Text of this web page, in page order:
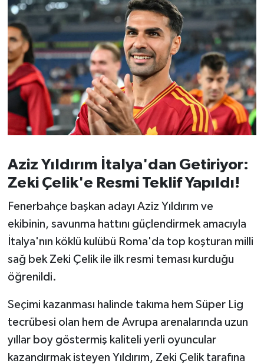
Aziz Yıldırım İtalya'dan Getiriyor:
Zeki Çelik'e Resmi Teklif Yapıldı!
Fenerbahçe başkan adayı Aziz Yıldırım ve
ekibinin, savunma hattını güçlendirmek amacıyla
İtalya'nın köklü kulübü Roma'da top koşturan milli
sağ bek Zeki Çelik ile ilk resmi teması kurduğu
öğrenildi.
Seçimi kazanması halinde takıma hem Süper Lig
tecrübesi olan hem de Avrupa arenalarında uzun
yıllar boy göstermiş kaliteli yerli oyuncular
kazandırmak isteyen Yıldırım, Zeki Çelik tarafına
SİYASET
Sındırgı
SPOR
SÜRMANŞET
TARİHTE BUGÜN
TEKNOLOJİ
TÜRKİYE
YAŞAM